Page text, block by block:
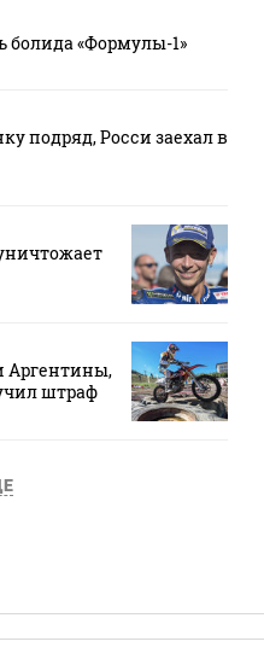
болида «Формулы-1»
подряд, Росси заехал в
Аргентины,
штраф